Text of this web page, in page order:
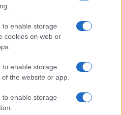
to enable storage
cookies on web or
to enable storage
the website or app.
to enable storage
családot?
néven,
felhasználónév
nő ismert
akinek komoly
terén.